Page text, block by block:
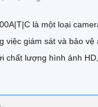
là một loại
việc giám sát và bảo vệ